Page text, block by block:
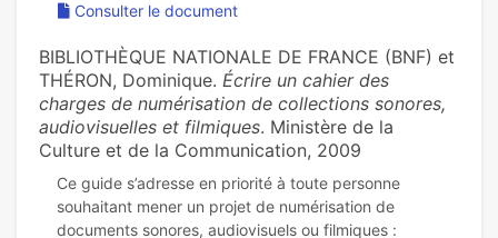
Consulter le document
BIBLIOTHÈQUE NATIONALE DE FRANCE (BNF) et
THÉRON, Dominique. Écrire un cahier des
charges de numérisation de collections sonores,
audiovisuelles et filmiques. Ministère de la
Culture et de la Communication, 2009
Ce guide s’adresse en priorité à toute personne
souhaitant mener un projet de numérisation de
documents sonores, audiovisuels ou filmiques :